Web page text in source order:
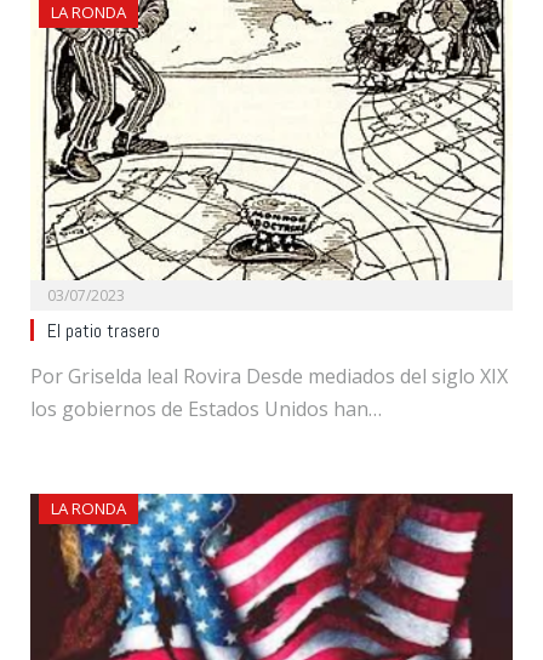
LA RONDA
03/07/2023
El patio trasero
Por Griselda leal Rovira Desde mediados del siglo XIX
los gobiernos de Estados Unidos han…
LA RONDA